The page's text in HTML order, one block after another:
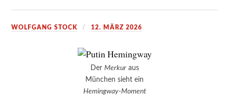
WOLFGANG STOCK 12. MÄRZ 2026
Der Merkuraus
München sieht ein
Hemingway-Moment